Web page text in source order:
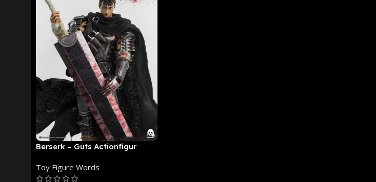
Berserk – Guts Actionfigur
Toy Figure Words